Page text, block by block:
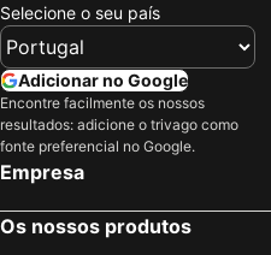
Selecione o seu país
Adicionar no Google
Encontre facilmente os nossos
resultados: adicione o trivago como
fonte preferencial no Google.
Empresa
Os nossos produtos